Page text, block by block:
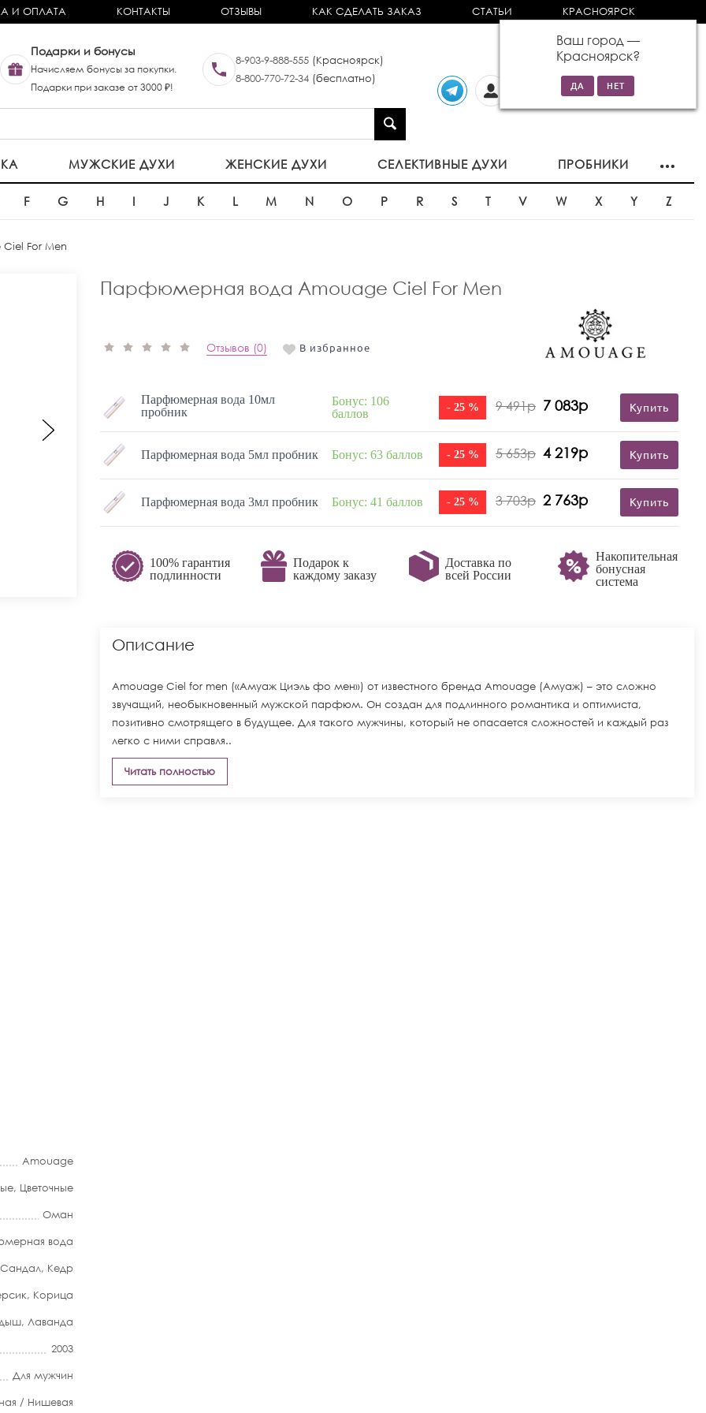
И ОПЛАТА КОНТАКТЫ ОТЗЫВЫ КАК СДЕЛАТЬ ЗАКАЗ СТАТЬИ КРАСНОЯРСК
Ваш город —
Красноярск?
Подарки и бонусы
Начисляем бонусы за покупки.
Подарки при заказе от 3000 ₽!
8-903-9-888-555 (Красноярск)
8-800-770-72-34 (бесплатно)
0 товаров
на сумму 0р
МУЖСКИЕ ДУХИ ЖЕНСКИЕ ДУХИ СЕЛЕКТИВНЫЕ ДУХИ ПРОБНИКИ
F G H I J K L M N O P R S T V W X Y Z
For Men
Amouage
, Цветочные
Оман
вода
Сандал, Кедр
, Корица
, Лаванда
2003
Для мужчин
/ Нишевая
Парфюмерная вода Amouage Ciel For Men
Отзывов (0) В избранное
Парфюмерная вода 10мл
пробник
Бонус: 106
баллов
- 25 % 9 491р 7 083р Купить
Парфюмерная вода 5мл пробник Бонус: 63 баллов - 25 % 5 653р 4 219р Купить
Парфюмерная вода 3мл пробник Бонус: 41 баллов - 25 % 3 703р 2 763р Купить
100% гарантия
подлинности
Подарок к
каждому заказу
Доставка по
всей России
Накопительная
бонусная
система
Описание
Amouage Ciel for men («Амуаж Циэль фо мен») от известного бренда Amouage (Амуаж) – это сложно
звучащий, необыкновенный мужской парфюм. Он создан для подлинного романтика и оптимиста,
позитивно смотрящего в будущее. Для такого мужчины, который не опасается сложностей и каждый раз
легко с ними справля..
Читать полностью